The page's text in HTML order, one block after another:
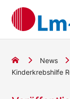
News
Kinderkrebshilfe